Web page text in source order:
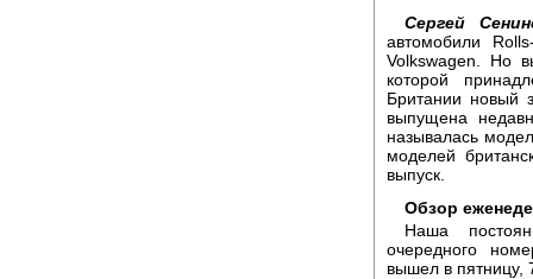
Сергей
автомобили
Volkswagen. Но
которой
Британии новый
выпущена
называлась
моделей
выпуск.
Обзор
Наша
очередного
вышел в пятницу,